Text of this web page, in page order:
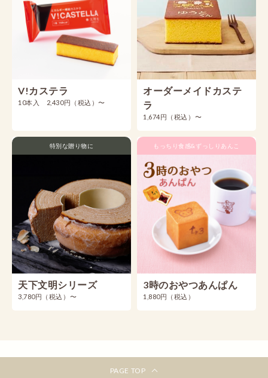
V!カステラ
10本入 2,430円（税込）〜
オーダーメイドカステ
ラ
1,674円（税込）〜
特別な贈り物に
天下文明シリーズ
3,780円（税込）〜
もっちり食感&ずっしりあんこ
3時のおやつあんぱん
1,880円（税込）
PAGE TOP